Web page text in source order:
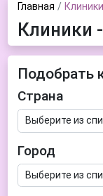
Главная Клиники
Клиники
Подобрать
Страна
Город